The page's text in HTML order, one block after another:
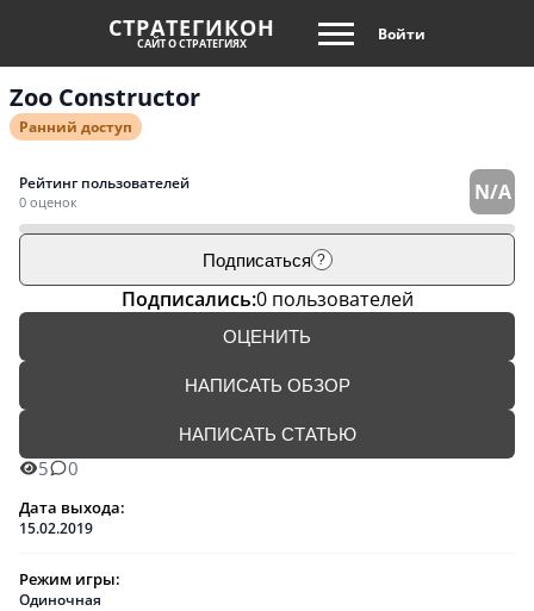
СТРАТЕГИКОН
САЙТ О СТРАТЕГИЯХ Войти
Zoo Constructor
Ранний доступ
Рейтинг пользователей
0 оценок N/A
Подписаться ?
Подписались:0 пользователей
ОЦЕНИТЬ
НАПИСАТЬ ОБЗОР
НАПИСАТЬ СТАТЬЮ
5 0
Дата выхода:
15.02.2019
Режим игры:
Одиночная